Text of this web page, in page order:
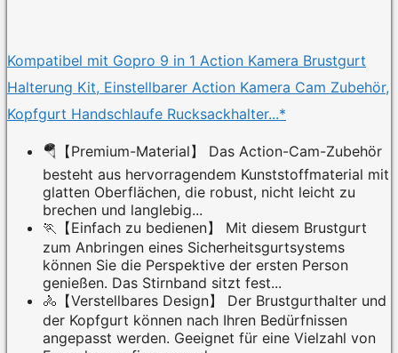
Kompatibel mit Gopro 9 in 1 Action Kamera Brustgurt
Halterung Kit, Einstellbarer Action Kamera Cam Zubehör,
Kopfgurt Handschlaufe Rucksackhalter...*
🪂【Premium-Material】 Das Action-Cam-Zubehör
besteht aus hervorragendem Kunststoffmaterial mit
glatten Oberflächen, die robust, nicht leicht zu
brechen und langlebig...
🏃【Einfach zu bedienen】 Mit diesem Brustgurt
zum Anbringen eines Sicherheitsgurtsystems
können Sie die Perspektive der ersten Person
genießen. Das Stirnband sitzt fest...
🚴【Verstellbares Design】 Der Brustgurthalter und
der Kopfgurt können nach Ihren Bedürfnissen
angepasst werden. Geeignet für eine Vielzahl von